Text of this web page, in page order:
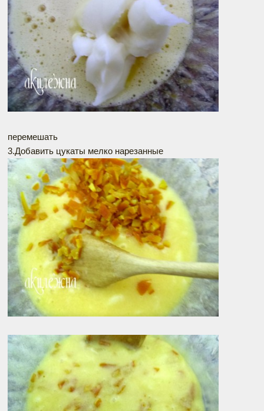
перемешать
3.Добавить цукаты мелко нарезанные